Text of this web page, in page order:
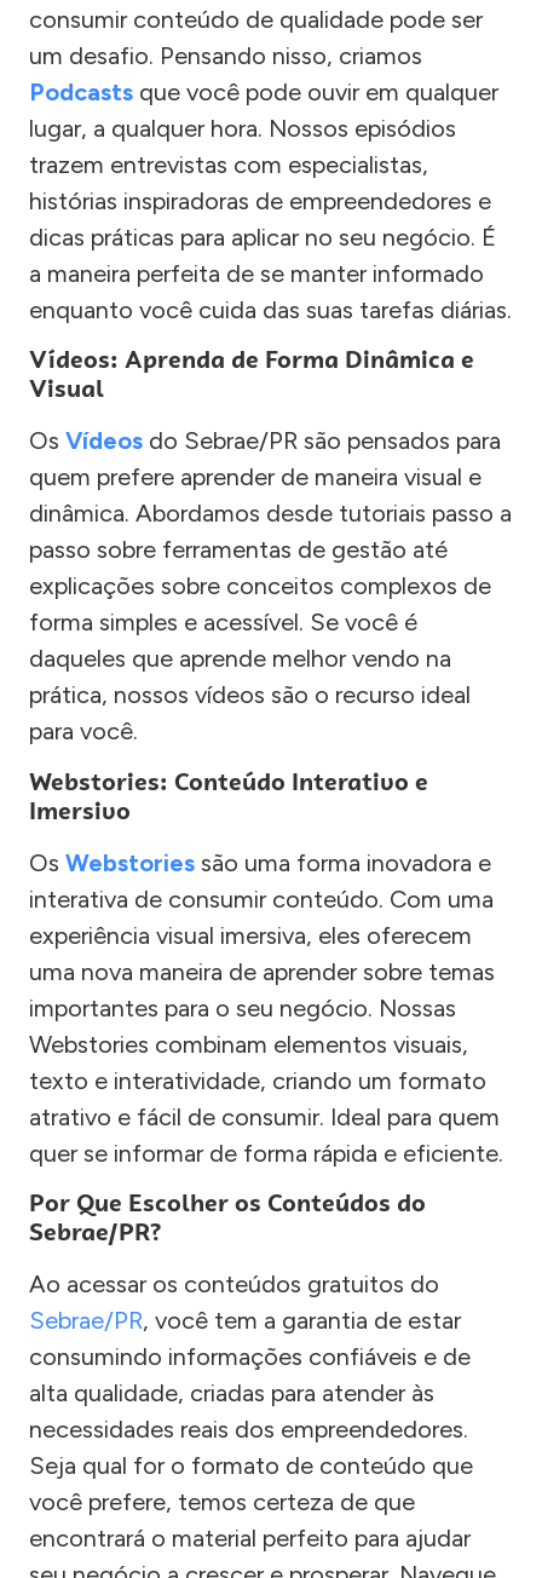
consumir conteúdo de qualidade pode ser
um desafio. Pensando nisso, criamos
Podcasts que você pode ouvir em qualquer
lugar, a qualquer hora. Nossos episódios
trazem entrevistas com especialistas,
histórias inspiradoras de empreendedores e
dicas práticas para aplicar no seu negócio. É
a maneira perfeita de se manter informado
enquanto você cuida das suas tarefas diárias.
Vídeos: Aprenda de Forma Dinâmica e
Visual
Os Vídeos do Sebrae/PR são pensados para
quem prefere aprender de maneira visual e
dinâmica. Abordamos desde tutoriais passo a
passo sobre ferramentas de gestão até
explicações sobre conceitos complexos de
forma simples e acessível. Se você é
daqueles que aprende melhor vendo na
prática, nossos vídeos são o recurso ideal
para você.
Webstories: Conteúdo Interativo e
Imersivo
Os Webstories são uma forma inovadora e
interativa de consumir conteúdo. Com uma
experiência visual imersiva, eles oferecem
uma nova maneira de aprender sobre temas
importantes para o seu negócio. Nossas
Webstories combinam elementos visuais,
texto e interatividade, criando um formato
atrativo e fácil de consumir. Ideal para quem
quer se informar de forma rápida e eficiente.
Por Que Escolher os Conteúdos do
Sebrae/PR?
Ao acessar os conteúdos gratuitos do
Sebrae/PR, você tem a garantia de estar
consumindo informações confiáveis e de
alta qualidade, criadas para atender às
necessidades reais dos empreendedores.
Seja qual for o formato de conteúdo que
você prefere, temos certeza de que
encontrará o material perfeito para ajudar